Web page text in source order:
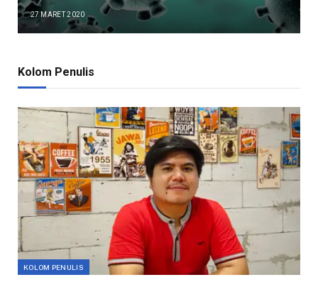
27 MARET 2020
Kolom Penulis
KOLOM PENULIS